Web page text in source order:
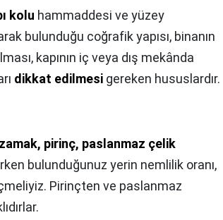
kolu hammaddesi ve yüzey
bulunduğu coğrafik yapısı, binanın
kapının iç veya dış mekânda
dikkat edilmesi gereken hususlardır.
pirinç, paslanmaz çelik
bulunduğunuz yerin nemlilik oranı,
Pirinçten ve paslanmaz